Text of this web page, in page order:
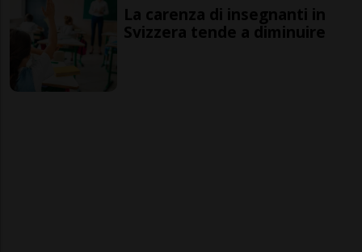
La carenza di insegnanti in
Svizzera tende a diminuire